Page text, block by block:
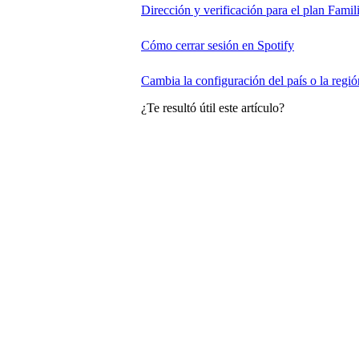
Dirección y verificación para el plan
Cómo cerrar sesión en Spotify
Cambia la configuración del país o la
¿Te resultó útil este artículo?